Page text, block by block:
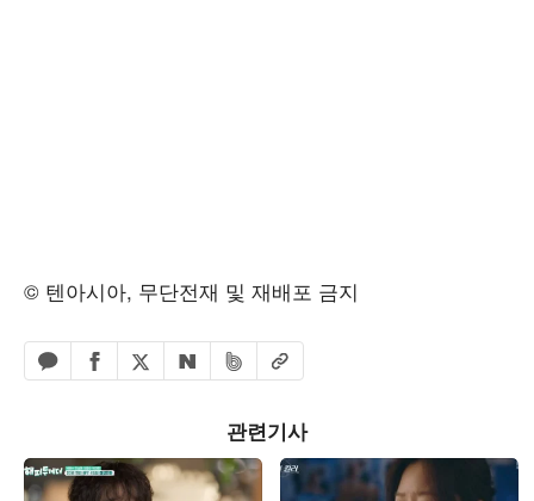
© 텐아시아, 무단전재 및 재배포 금지
카카오톡 공유하기
페이스북 공유하기
엑스 공유하기
네이버 공유하기
밴드 공유하기
URL복사
관련기사